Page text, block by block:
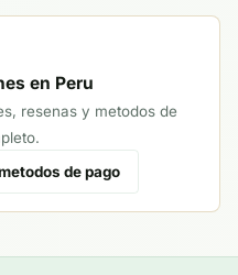
en Peru
resenas y metodos de
de pago